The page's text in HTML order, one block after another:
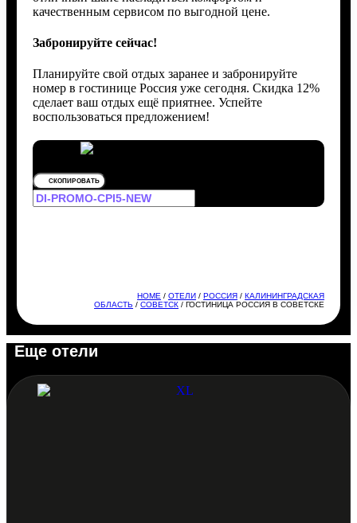
качественным сервисом по выгодной цене.
Забронируйте сейчас!
Планируйте свой отдых заранее и забронируйте
номер в гостинице Россия уже сегодня. Скидка 12%
сделает ваш отдых ещё приятнее. Успейте
воспользоваться предложением!
СКОПИРОВАТЬ
HOME /ОТЕЛИ /РОССИЯ /КАЛИНИНГРАДСКАЯ
ОБЛАСТЬ /СОВЕТСК / ГОСТИНИЦА РОССИЯ В СОВЕТСКЕ
Еще отели